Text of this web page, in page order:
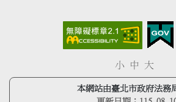
小 中 大
本網站由臺北市政府法務